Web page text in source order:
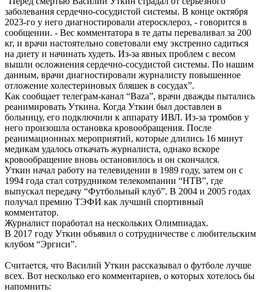
заболевания сердечно-сосудистой системы. В конце октября
2023-го у него диагностировали атеросклероз, - говорится в
сообщении. - Вес комментатора в те даты переваливал за 200
кг, и врачи настоятельно советовали ему экстренно садиться
на диету и начинать худеть. Из-за явных проблем с весом
вышли осложнения сердечно-сосудистой системы. По нашим
данным, врачи диагностировали журналисту повышенное
отложение холестериновых бляшек в сосудах”.
Как сообщает телеграм-канал “Baza”, врачи дважды пытались
реанимировать Уткина. Когда Уткин был доставлен в
больницу, его подключили к аппарату ИВЛ. Из-за тромбов у
него произошла остановка кровообращения. После
реанимационных мероприятий, которые длились 16 минут
медикам удалось откачать журналиста, однако вскоре
кровообращение вновь остановилось и он скончался.
Уткин начал работу на телевидении в 1989 году, затем он с
1994 года стал сотрудником телекомпании “НТВ”, где
выпускал передачу “Футбольный клуб”. В 2004 и 2005 годах
получал премию ТЭФИ как лучший спортивный
комментатор.
Журналист поработал на нескольких Олимпиадах.
В 2017 году Уткин объявил о сотрудничестве с любительским
клубом “Эргиси”.
Считается, что Василий Уткин рассказывал о футболе лучше
всех. Вот несколько его комментариев, о которых хотелось бы
напомнить: